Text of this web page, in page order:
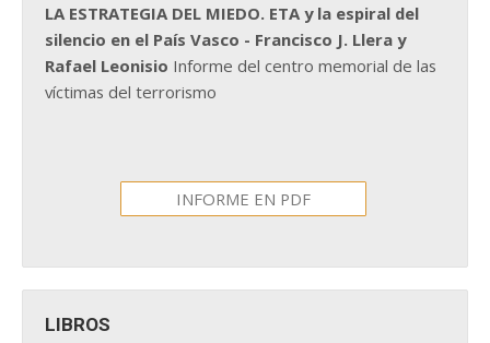
LA ESTRATEGIA DEL MIEDO. ETA y la espiral del
silencio en el País Vasco - Francisco J. Llera y
Rafael Leonisio Informe del centro memorial de las
víctimas del terrorismo
INFORME EN PDF
LIBROS